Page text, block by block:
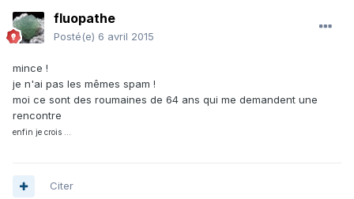
fluopathe
Posté(e) 6 avril 2015
mince !
je n'ai pas les mêmes spam !
moi ce sont des roumaines de 64 ans qui me demandent une
rencontre
enfin je crois ...
Citer